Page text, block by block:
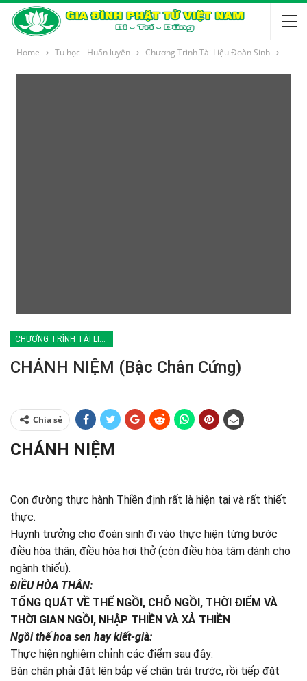
Home Tu học - Huấn luyện Chương Trình Tài Liệu Đoàn Sinh
CHƯƠNG TRÌNH TÀI LIỆU ĐOÀN SINH
CHÁNH NIỆM (Bậc Chân Cứng)
Chia sẻ
CHÁNH NIỆM
Con đường thực hành Thiền định rất là hiện tại và rất thiết
thực.
Huynh trưởng cho đoàn sinh đi vào thực hiện từng bước
điều hòa thân, điều hòa hơi thở (còn điều hòa tâm dành cho
ngành thiếu).
ÐIỀU HÒA THÂN:
TỔNG QUÁT VỀ THẾ NGỒI, CHỖ NGỒI, THỜI ÐIỂM VÀ
THỜI GIAN NGỒI, NHẬP THIỀN VÀ XẢ THIỀN
Ngồi thế hoa sen hay kiết-già:
Thực hiện nghiêm chỉnh các điểm sau đây:
Bàn chân phải đặt lên bắp vế chân trái trước, rồi tiếp đặt